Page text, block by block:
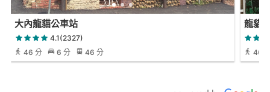
大內龍貓公車站
4.1(2327)
46 分
6 分 46 分
龍貓
46